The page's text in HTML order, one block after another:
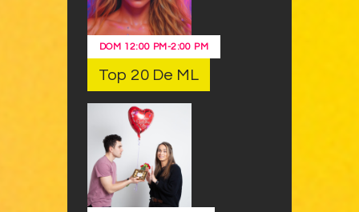
DOM 12:00 PM-2:00 PM
Top 20 De ML